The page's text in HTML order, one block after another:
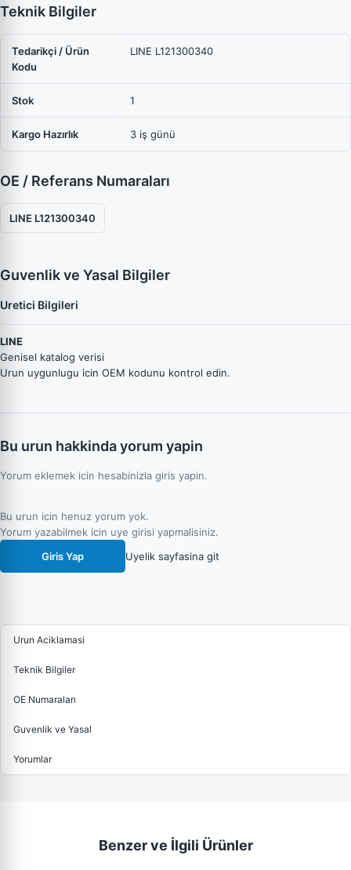
Teknik Bilgiler
Tedarikçi / Ürün
Kodu
LINE L121300340
Stok 1
Kargo Hazırlık 3 iş günü
OE / Referans Numaraları
LINE L121300340
Guvenlik ve Yasal Bilgiler
Uretici Bilgileri
LINE
Genisel katalog verisi
Urun uygunlugu icin OEM kodunu kontrol edin.
Bu urun hakkinda yorum yapin
Yorum eklemek icin hesabinizla giris yapin.
Bu urun icin henuz yorum yok.
Yorum yazabilmek icin uye girisi yapmalisiniz.
Giris Yap
Uyelik sayfasina git
Urun Aciklamasi
Teknik Bilgiler
OE Numaraları
Guvenlik ve Yasal
Yorumlar
Benzer ve İlgili Ürünler